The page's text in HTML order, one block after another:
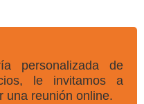
personalizada de
le invitamos a
una reunión online.